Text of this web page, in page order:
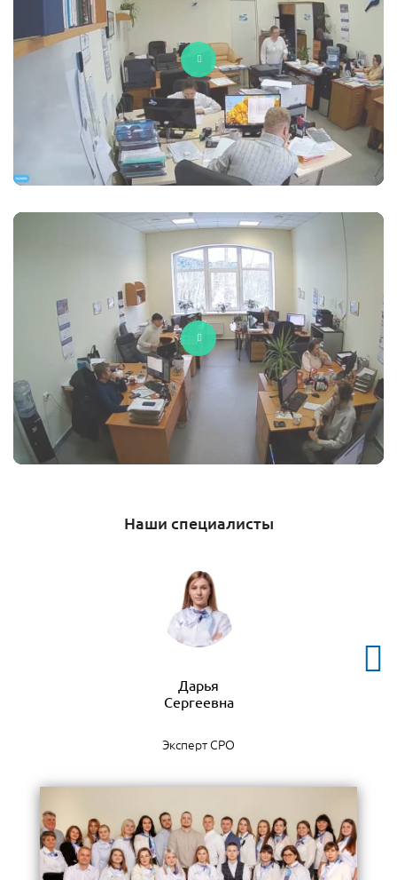
Наши специалисты
Дарья
Сергеевна
Эксперт СРО